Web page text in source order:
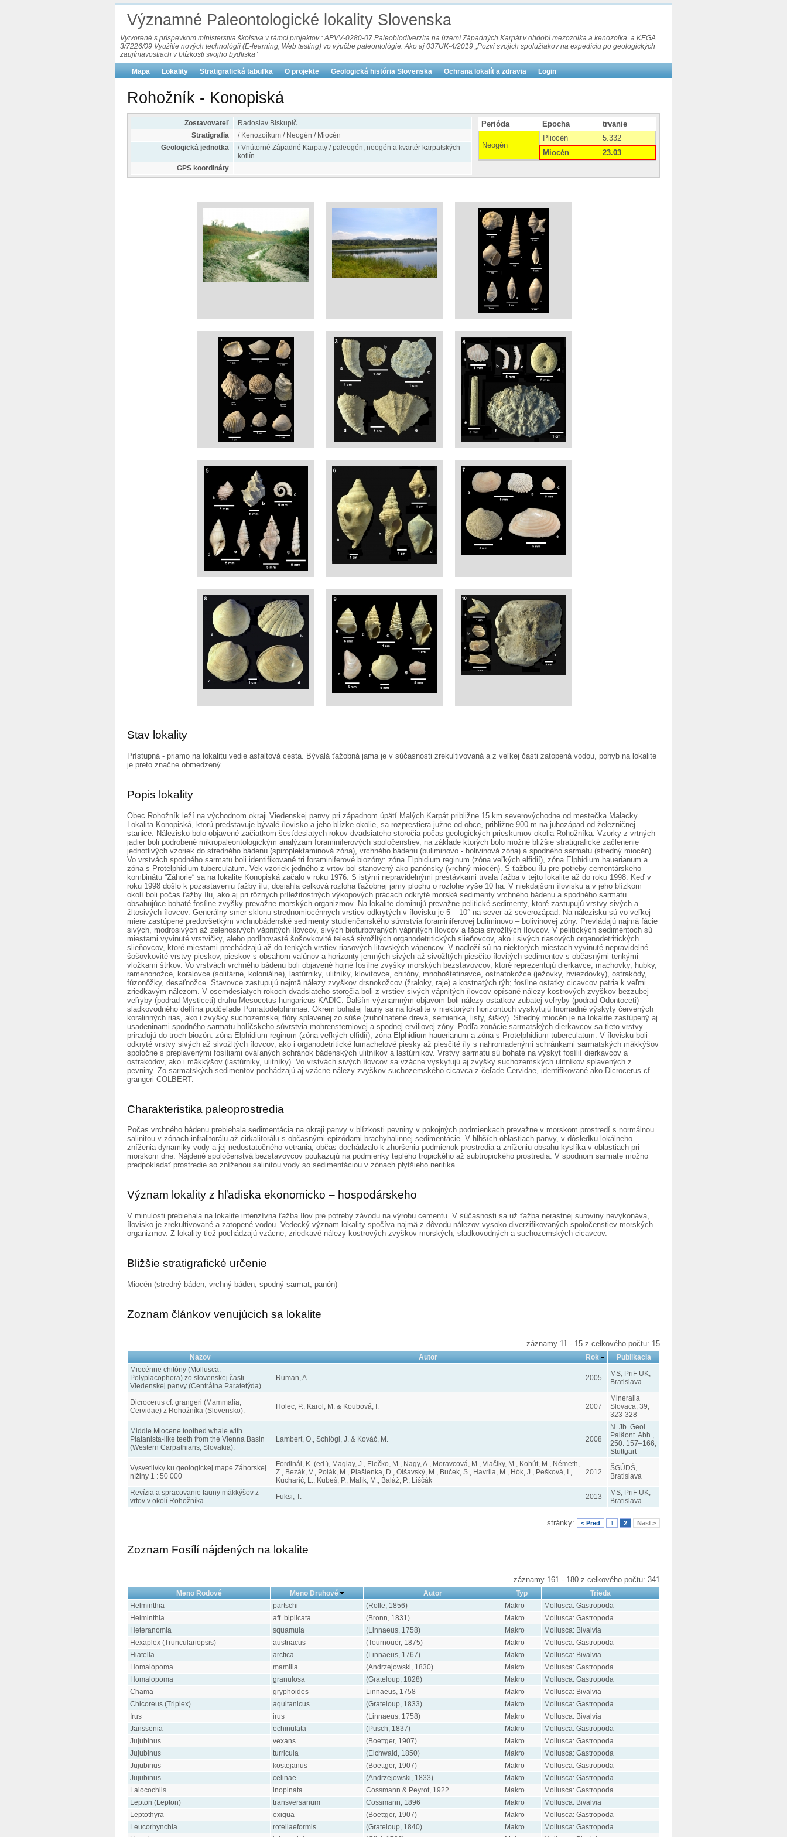
Významné Paleontologické lokality Slovenska
Vytvorené s príspevkom ministerstva školstva v rámci projektov : APVV-0280-07 Paleobiodiverzita na území Západných Karpát v období mezozoika a kenozoika. a KEGA
3/7226/09 Využitie nových technológií (E-learning, Web testing) vo výučbe paleontológie. Ako aj 037UK-4/2019 „Pozvi svojich spolužiakov na expedíciu po geologických
zaujímavostiach v blízkosti svojho bydliska“
Mapa Lokality Stratigrafická tabuľka O projekte Geologická história Slovenska Ochrana lokalít a zdravia Login
Rohožník - Konopiská
Perióda Epocha trvanie
Neogén
Pliocén
5.332
Miocén
23.03
Zostavovateľ
Radoslav Biskupič
Stratigrafia
/ Kenozoikum / Neogén / Miocén
Geologická jednotka
/ Vnútorné Západné Karpaty / paleogén, neogén a kvartér karpatských
kotlín
GPS koordináty
Stav lokality
Prístupná - priamo na lokalitu vedie asfaltová cesta. Bývalá ťažobná jama je v súčasnosti zrekultivovaná a z veľkej časti zatopená vodou, pohyb na lokalite
je preto značne obmedzený.
Popis lokality
Obec Rohožník leží na východnom okraji Viedenskej panvy pri západnom úpätí Malých Karpát približne 15 km severovýchodne od mestečka Malacky.
Lokalita Konopiská, ktorú predstavuje bývalé ílovisko a jeho blízke okolie, sa rozprestiera južne od obce, približne 900 m na juhozápad od železničnej
stanice. Nálezisko bolo objavené začiatkom šesťdesiatych rokov dvadsiateho storočia počas geologických prieskumov okolia Rohožníka. Vzorky z vrtných
jadier boli podrobené mikropaleontologickým analýzam foraminiferových spoločenstiev, na základe ktorých bolo možné bližšie stratigrafické začlenenie
jednotlivých vzoriek do stredného bádenu (spiroplektaminová zóna), vrchného bádenu (buliminovo - bolivinová zóna) a spodného sarmatu (stredný miocén).
Vo vrstvách spodného sarmatu boli identifikované tri foraminiferové biozóny: zóna Elphidium reginum (zóna veľkých elfidií), zóna Elphidium hauerianum a
zóna s Protelphidium tuberculatum. Vek vzoriek jedného z vrtov bol stanovený ako panónsky (vrchný miocén). S ťažbou ílu pre potreby cementárskeho
kombinátu “Záhorie“ sa na lokalite Konopiská začalo v roku 1976. S istými nepravidelnými prestávkami trvala ťažba v tejto lokalite až do roku 1998. Keď v
roku 1998 došlo k pozastaveniu ťažby ílu, dosiahla celková rozloha ťažobnej jamy plochu o rozlohe vyše 10 ha. V niekdajšom ílovisku a v jeho blízkom
okolí boli počas ťažby ílu, ako aj pri rôznych príležitostných výkopových prácach odkryté morské sedimenty vrchného bádenu a spodného sarmatu
obsahujúce bohaté fosílne zvyšky prevažne morských organizmov. Na lokalite dominujú prevažne pelitické sedimenty, ktoré zastupujú vrstvy sivých a
žltosivých ílovcov. Generálny smer sklonu strednomiocénnych vrstiev odkrytých v ílovisku je 5 – 10° na sever až severozápad. Na nálezisku sú vo veľkej
miere zastúpené predovšetkým vrchnobádenské sedimenty studienčanského súvrstvia foraminiferovej buliminovo – bolivinovej zóny. Prevládajú najmä fácie
sivých, modrosivých až zelenosivých vápnitých ílovcov, sivých bioturbovaných vápnitých ílovcov a fácia sivožltých ílovcov. V pelitických sedimentoch sú
miestami vyvinuté vrstvičky, alebo podlhovasté šošovkovité telesá sivožltých organodetritických slieňovcov, ako i sivých riasových organodetritických
slieňovcov, ktoré miestami prechádzajú až do tenkých vrstiev riasových litavských vápencov. V nadloží sú na niektorých miestach vyvinuté nepravidelné
šošovkovité vrstvy pieskov, pieskov s obsahom valúnov a horizonty jemných sivých až sivožltých piesčito-ílovitých sedimentov s občasnými tenkými
vložkami štrkov. Vo vrstvách vrchného bádenu boli objavené hojné fosílne zvyšky morských bezstavovcov, ktoré reprezentujú dierkavce, machovky, hubky,
ramenonožce, koralovce (solitárne, koloniálne), lastúrniky, ulitníky, klovitovce, chitóny, mnohoštetinavce, ostnatokožce (ježovky, hviezdovky), ostrakódy,
fúzonôžky, desaťnožce. Stavovce zastupujú najmä nálezy zvyškov drsnokožcov (žraloky, raje) a kostnatých rýb; fosílne ostatky cicavcov patria k veľmi
zriedkavým nálezom. V osemdesiatych rokoch dvadsiateho storočia boli z vrstiev sivých vápnitých ílovcov opísané nálezy kostrových zvyškov bezzubej
veľryby (podrad Mysticeti) druhu Mesocetus hungaricus KADIC. Ďalším významným objavom boli nálezy ostatkov zubatej veľryby (podrad Odontoceti) –
sladkovodného delfína podčeľade Pomatodelphininae. Okrem bohatej fauny sa na lokalite v niektorých horizontoch vyskytujú hromadné výskyty červených
koralinných rias, ako i zvyšky suchozemskej flóry splavenej zo súše (zuhoľnatené drevá, semienka, listy, šišky). Stredný miocén je na lokalite zastúpený aj
usadeninami spodného sarmatu holíčskeho súvrstvia mohrensterniovej a spodnej erviliovej zóny. Podľa zonácie sarmatských dierkavcov sa tieto vrstvy
priraďujú do troch biozón: zóna Elphidium reginum (zóna veľkých elfidií), zóna Elphidium hauerianum a zóna s Protelphidium tuberculatum. V ílovisku boli
odkryté vrstvy sivých až sivožltých ílovcov, ako i organodetritické lumachelové piesky až piesčité íly s nahromadenými schránkami sarmatských mäkkýšov
spoločne s preplavenými fosíliami ováľaných schránok bádenských ulitníkov a lastúrnikov. Vrstvy sarmatu sú bohaté na výskyt fosílií dierkavcov a
ostrakódov, ako i mäkkýšov (lastúrniky, ulitníky). Vo vrstvách sivých ílovcov sa vzácne vyskytujú aj zvyšky suchozemských ulitníkov splavených z
pevniny. Zo sarmatských sedimentov pochádzajú aj vzácne nálezy zvyškov suchozemského cicavca z čeľade Cervidae, identifikované ako Dicrocerus cf.
grangeri COLBERT.
Charakteristika paleoprostredia
Počas vrchného bádenu prebiehala sedimentácia na okraji panvy v blízkosti pevniny v pokojných podmienkach prevažne v morskom prostredí s normálnou
salinitou v zónach infralitorálu až cirkalitorálu s občasnými epizódami brachyhalinnej sedimentácie. V hlbších oblastiach panvy, v dôsledku lokálneho
zníženia dynamiky vody a jej nedostatočného vetrania, občas dochádzalo k zhoršeniu podmienok prostredia a zníženiu obsahu kyslíka v oblastiach pri
morskom dne. Nájdené spoločenstvá bezstavovcov poukazujú na podmienky teplého tropického až subtropického prostredia. V spodnom sarmate možno
predpokladať prostredie so zníženou salinitou vody so sedimentáciou v zónach plytšieho neritika.
Význam lokality z hľadiska ekonomicko – hospodárskeho
V minulosti prebiehala na lokalite intenzívna ťažba ílov pre potreby závodu na výrobu cementu. V súčasnosti sa už ťažba nerastnej suroviny nevykonáva,
ílovisko je zrekultivované a zatopené vodou. Vedecký význam lokality spočíva najmä z dôvodu nálezov vysoko diverzifikovaných spoločenstiev morských
organizmov. Z lokality tiež pochádzajú vzácne, zriedkavé nálezy kostrových zvyškov morských, sladkovodných a suchozemských cicavcov.
Bližšie stratigrafické určenie
Miocén (stredný báden, vrchný báden, spodný sarmat, panón)
Zoznam článkov venujúcich sa lokalite
záznamy 11 - 15 z celkového počtu: 15
Nazov Autor Rok
Publikacia
Miocénne chitóny (Mollusca:
Polyplacophora) zo slovenskej časti
Viedenskej panvy (Centrálna Paratetýda).
Ruman, A. 2005
MS, PriF UK,
Bratislava
Dicrocerus cf. grangeri (Mammalia,
Cervidae) z Rohožníka (Slovensko).
Holec, P., Karol, M. & Koubová, I. 2007
Mineralia
Slovaca, 39,
323-328
Middle Miocene toothed whale with
Platanista-like teeth from the Vienna Basin
(Western Carpathians, Slovakia).
Lambert, O., Schlögl, J. & Kováč, M. 2008
N. Jb. Geol.
Paläont. Abh.,
250: 157–166;
Stuttgart
Vysvetlivky ku geologickej mape Záhorskej
nížiny 1 : 50 000
Fordinál, K. (ed.), Maglay, J., Elečko, M., Nagy, A., Moravcová, M., Vlačiky, M., Kohút, M., Németh,
Z., Bezák, V., Polák, M., Plašienka, D., Olšavský, M., Buček, S., Havrila, M., Hók, J., Pešková, I.,
Kucharič, Ľ., Kubeš, P., Malík, M., Baláž, P., Liščák
2012
ŠGÚDŠ,
Bratislava
Revízia a spracovanie fauny mäkkýšov z
vrtov v okolí Rohožníka.
Fuksi, T. 2013
MS, PriF UK,
Bratislava
stránky: < Pred 1 2 Nasl >
Zoznam Fosílí nájdených na lokalite
záznamy 161 - 180 z celkového počtu: 341
Meno Rodové Meno Druhové Autor Typ
Trieda
Helminthia
partschi (Rolle, 1856) Makro
Mollusca: Gastropoda
Helminthia
aff. biplicata (Bronn, 1831) Makro
Mollusca: Gastropoda
Heteranomia
squamula (Linnaeus, 1758) Makro
Mollusca: Bivalvia
Hexaplex (Trunculariopsis)
austriacus (Tournouër, 1875) Makro
Mollusca: Gastropoda
Hiatella
arctica (Linnaeus, 1767) Makro
Mollusca: Bivalvia
Homalopoma
mamilla (Andrzejowski, 1830) Makro
Mollusca: Gastropoda
Homalopoma
granulosa (Grateloup, 1828) Makro
Mollusca: Gastropoda
Chama
gryphoides Linnaeus, 1758 Makro
Mollusca: Bivalvia
Chicoreus (Triplex)
aquitanicus (Grateloup, 1833) Makro
Mollusca: Gastropoda
Irus
irus (Linnaeus, 1758) Makro
Mollusca: Bivalvia
Janssenia
echinulata (Pusch, 1837) Makro
Mollusca: Gastropoda
Jujubinus
vexans (Boettger, 1907) Makro
Mollusca: Gastropoda
Jujubinus
turricula (Eichwald, 1850) Makro
Mollusca: Gastropoda
Jujubinus
kostejanus (Boettger, 1907) Makro
Mollusca: Gastropoda
Jujubinus
celinae (Andrzejowski, 1833) Makro
Mollusca: Gastropoda
Laiocochlis
inopinata Cossmann & Peyrot, 1922 Makro
Mollusca: Gastropoda
Lepton (Lepton)
transversarium Cossmann, 1896 Makro
Mollusca: Bivalvia
Leptothyra
exigua (Boettger, 1907) Makro
Mollusca: Gastropoda
Leucorhynchia
rotellaeformis (Grateloup, 1840) Makro
Mollusca: Gastropoda